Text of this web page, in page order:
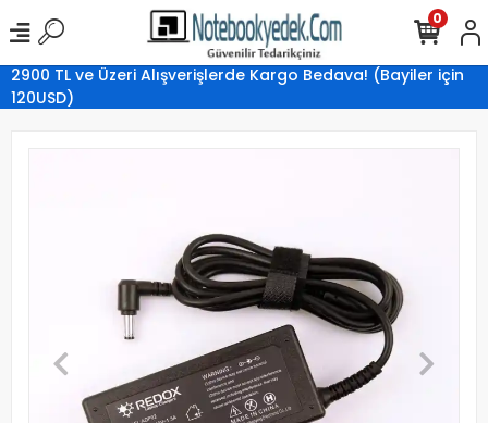
2900 TL ve Üzeri Alışverişlerde Kargo Bedava! (Bayiler için
120USD)
0